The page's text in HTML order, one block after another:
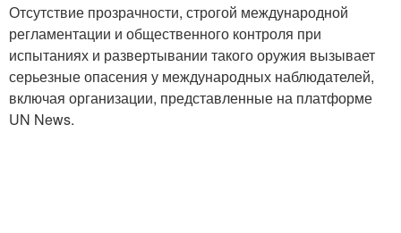
Отсутствие прозрачности, строгой международной
регламентации и общественного контроля при
испытаниях и развертывании такого оружия вызывает
серьезные опасения у международных наблюдателей,
включая организации, представленные на платформе
UN News.